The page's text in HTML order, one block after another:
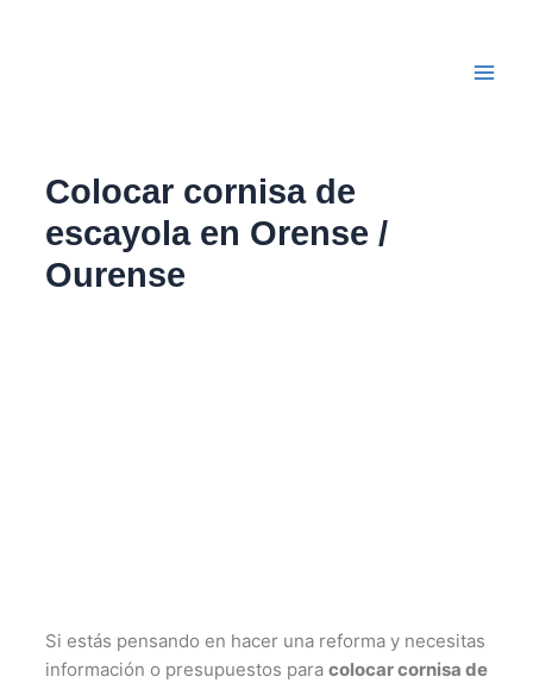
Colocar cornisa de
escayola en Orense /
Ourense
Si estás pensando en hacer una reforma y necesitas
información o presupuestos para colocar cornisa de